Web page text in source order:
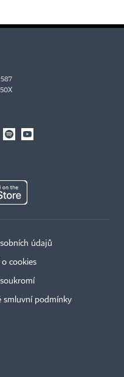
údajů
o cookies
smluvní podmínky